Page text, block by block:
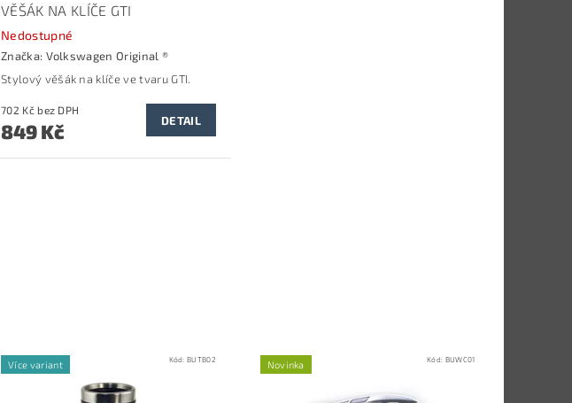
VĚŠÁK NA KLÍČE GTI
Nedostupné
Značka: Volkswagen Original ®
Stylový věšák na klíče ve tvaru GTI.
702 Kč bez DPH
849 Kč DETAIL
Více variant Kód:BUTB02 Novinka Kód: BUWC01